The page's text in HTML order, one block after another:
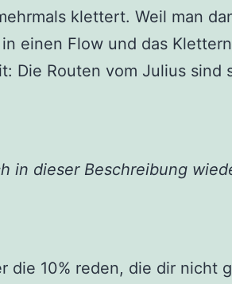
klettert. Weil man
einen Flow und das
Die Routen vom Julius sind
in dieser Beschreibung
die 10% reden, die dir nicht